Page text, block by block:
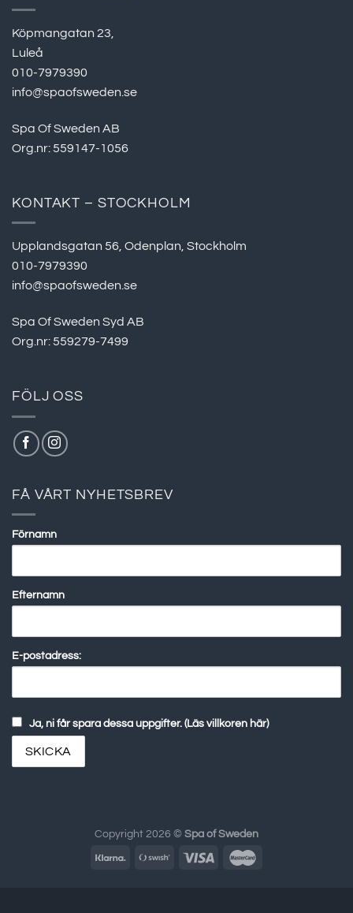
Köpmangatan 23,
Luleå
010-7979390
info@spaofsweden.se
Spa Of Sweden AB
Org.nr: 559147-1056
KONTAKT – STOCKHOLM
Upplandsgatan 56, Odenplan, Stockholm
010-7979390
info@spaofsweden.se
Spa Of Sweden Syd AB
Org.nr: 559279-7499
FÖLJ OSS
FÅ VÅRT NYHETSBREV
Förnamn
Efternamn
E-postadress:
Ja, ni får spara dessa uppgifter. (Läs villkoren här)
Copyright 2026 © Spa of Sweden